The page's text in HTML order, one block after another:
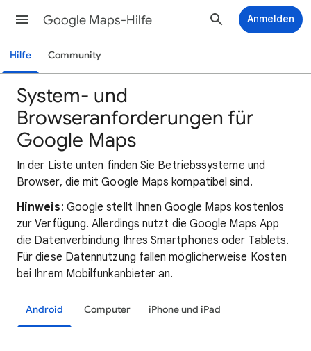
Google Maps-Hilfe Anmelden
Hilfe Community
System- und
Browseranforderungen für
Google Maps
In der Liste unten finden Sie Betriebssysteme und
Browser, die mit Google Maps kompatibel sind.
Hinweis: Google stellt Ihnen Google Maps kostenlos
zur Verfügung. Allerdings nutzt die Google Maps App
die Datenverbindung Ihres Smartphones oder Tablets.
Für diese Datennutzung fallen möglicherweise Kosten
bei Ihrem Mobilfunkanbieter an.
Android Computer iPhone und iPad